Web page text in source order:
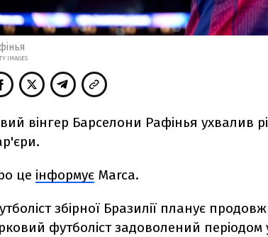
IMAGES
вінгер Барселони Рафінья ухвалив
це інформує Marca.
збірної Бразилії планує
футболіст задоволений